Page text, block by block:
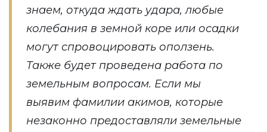
знаем, откуда ждать удара, любые
колебания в земной коре или осадки
могут спровоцировать оползень.
Также будет проведена работа по
земельным вопросам. Если мы
выявим фамилии акимов, которые
незаконно предоставляли земельные